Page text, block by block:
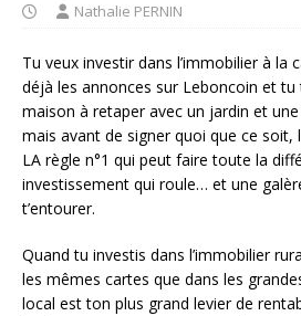
Nathalie PERNIN
Tu veux investir dans l’immobilier à la
déjà les annonces sur Leboncoin et tu
maison à retaper avec un jardin et une
mais avant de signer quoi que ce
LA règle n°1 qui peut faire toute la
investissement qui roule… et une
t’entourer.
Quand tu investis dans l’immobilier
les mêmes cartes que dans les
local est ton plus grand levier de